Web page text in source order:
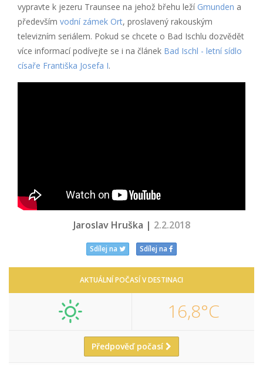
vypravte k jezeru Traunsee na jehož břehu leží Gmunden a
především vodní zámek Ort, proslavený rakouským
televizním seriálem. Pokud se chcete o Bad Ischlu dozvědět
více informací podívejte se i na článek Bad Ischl - letní sídlo
císaře Františka Josefa I.
Jaroslav Hruška | 2.2.2018
Sdílej na Sdílej na
AKTUÁLNÍ POČASÍ V DESTINACI
16,8°C
Předpověď počasí